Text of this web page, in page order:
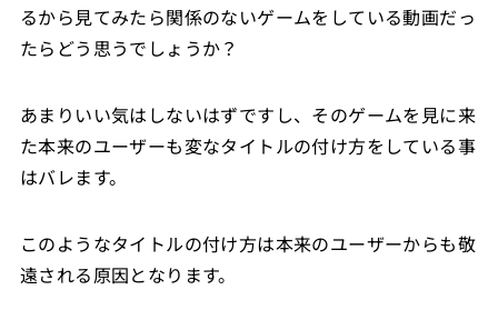
るから見てみたら関係のないゲームをしている動画だっ
たらどう思うでしょうか？
あまりいい気はしないはずですし、そのゲームを見に来
た本来のユーザーも変なタイトルの付け方をしている事
はバレます。
このようなタイトルの付け方は本来のユーザーからも敬
遠される原因となります。